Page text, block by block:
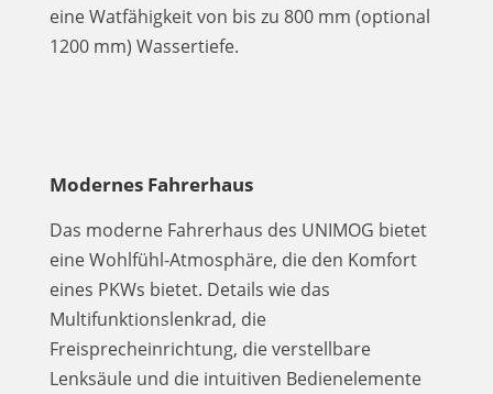
eine Watfähigkeit von bis zu 800 mm (optional
1200 mm) Wassertiefe.
Modernes Fahrerhaus
Das moderne Fahrerhaus des UNIMOG bietet
eine Wohlfühl-Atmosphäre, die den Komfort
eines PKWs bietet. Details wie das
Multifunktionslenkrad, die
Freisprecheinrichtung, die verstellbare
Lenksäule und die intuitiven Bedienelemente